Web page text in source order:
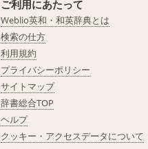
ご利用にあたって
Weblio英和・和英辞典とは
検索の仕方
利用規約
プライバシーポリシー
サイトマップ
辞書総合TOP
ヘルプ
クッキー・アクセスデータについて